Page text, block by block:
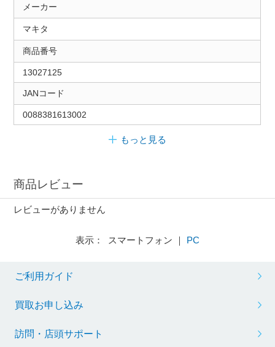
メーカー
マキタ
商品番号
13027125
JANコード
0088381613002
もっと見る
商品レビュー
レビューがありません
表示： スマートフォン ｜ PC
ご利用ガイド
買取お申し込み
訪問・店頭サポート